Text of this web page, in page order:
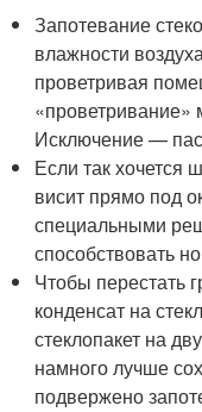
Запотевание
влажности
проветривая
Исключение —
Если так хочется
висит прямо под
специальными
способствовать
Чтобы перестать
конденсат на
стеклопакет на
намного лучше
подвержено